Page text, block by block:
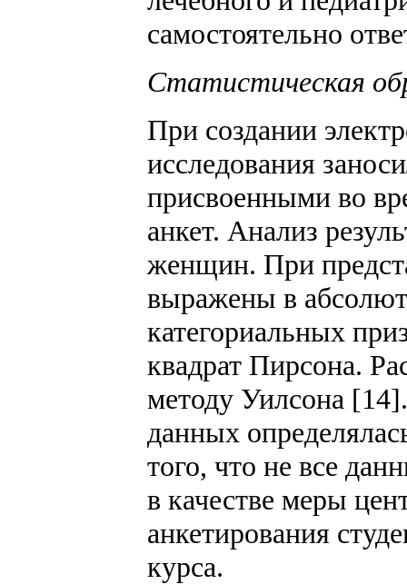
самостоятельно
Статистическая
При создании
исследования
присвоенными во
анкет. Анализ
женщин. При
выражены в
категориальных
квадрат Пирсона.
методу Уилсона
данных
того, что не все
в качестве меры
анкетирования
курса.